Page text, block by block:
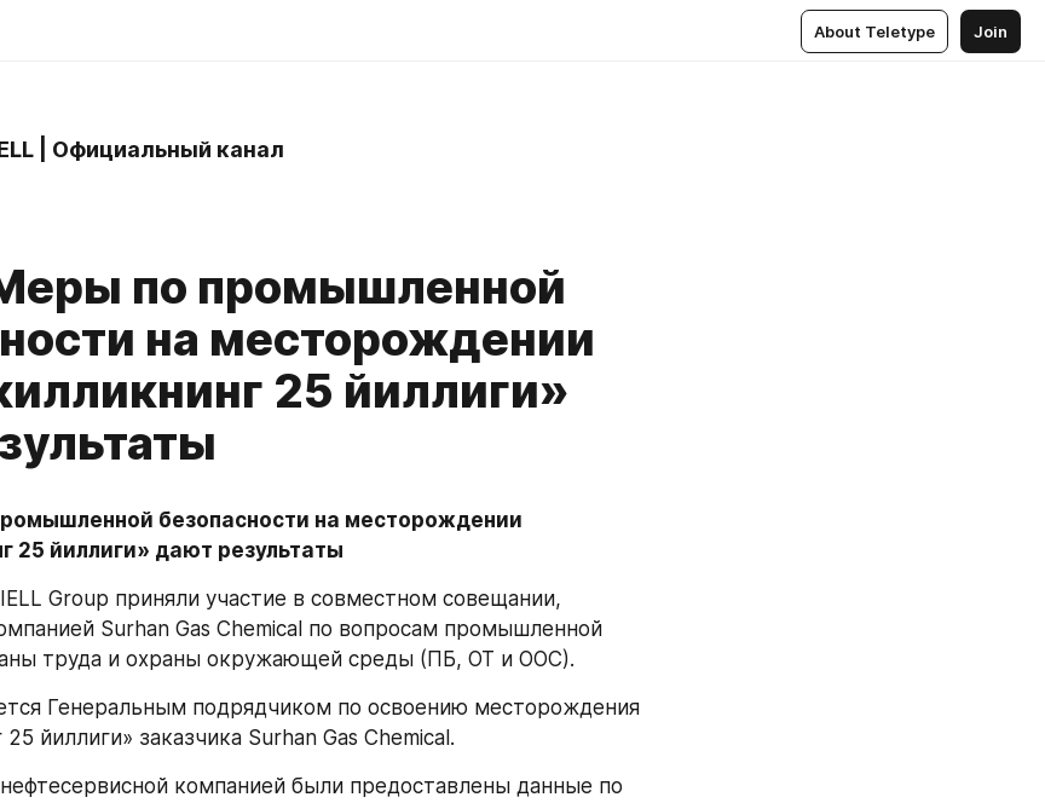
About Teletype Join
| Официальный канал
Меры по промышленной
на месторождении
25 йиллиги»
безопасности на месторождении
25 йиллиги» дают результаты
Group приняли участие в совместном совещании,
Surhan Gas Chemical по вопросам промышленной
труда и охраны окружающей среды (ПБ, ОТ и ООС).
Генеральным подрядчиком по освоению месторождения
йиллиги» заказчика Surhan Gas Chemical.
компанией были предоставлены данные по